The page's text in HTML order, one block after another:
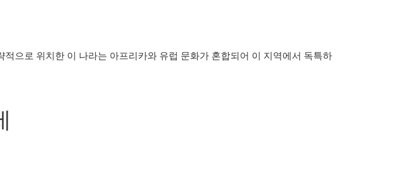
으로 위치한 이 나라는 아프리카와 유럽 문화가 혼합되어 이 지역에서 독특하